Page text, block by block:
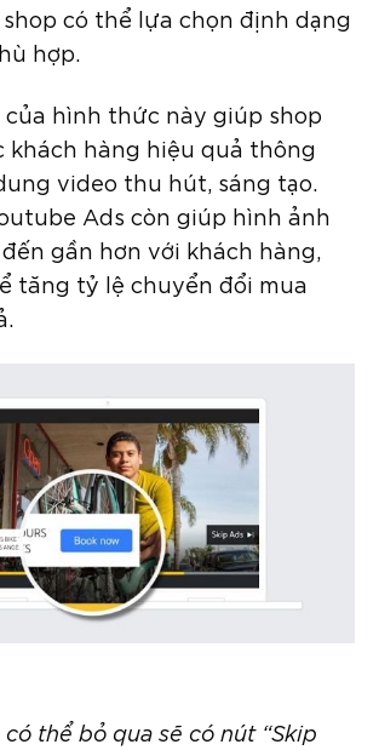
có thể lựa chọn định dạng
hợp.
hình thức này giúp shop
khách hàng hiệu quả thông
video thu hút, sáng tạo.
Ads còn giúp hình ảnh
gần hơn với khách hàng,
tăng tỷ lệ chuyển đổi mua
thể bỏ qua sẽ có nút “Skip